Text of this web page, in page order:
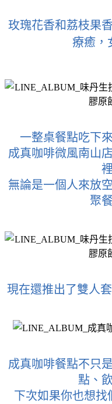
玫瑰花香和荔枝果
療癒，
一整桌餐點吃下
成真咖啡微風南山
無論是一個人來放
聚
現在還推出了雙人
成真咖啡餐點不只
點、
下次如果你也想找